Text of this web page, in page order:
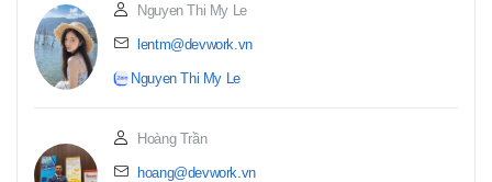
Nguyen Thi My Le
lentm@devwork.vn
Nguyen Thi My Le
Hoàng Trần
hoang@devwork.vn